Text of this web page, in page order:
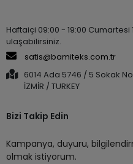
Haftaiçi 09:00 - 19:00 Cumartesi
ulaşabilirsiniz.
satis@bamiteks.com.tr
6014 Ada 5746 / 5 Sokak
İZMİR / TURKEY
Bizi Takip Edin
Kampanya, duyuru,
olmak istiyorum.